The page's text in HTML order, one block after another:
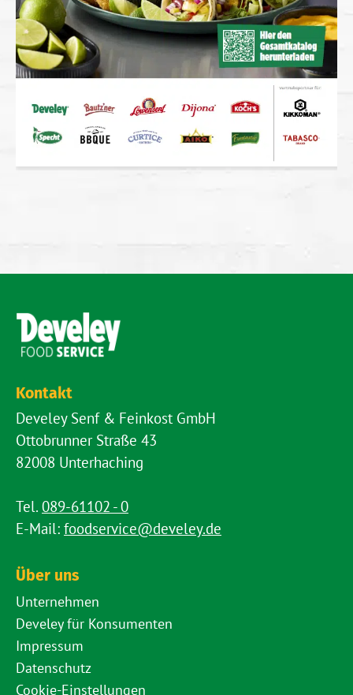
Kontakt
Develey Senf & Feinkost GmbH
Ottobrunner Straße 43
82008 Unterhaching
Tel. 089-61102 - 0
E-Mail: foodservice@develey.de
Über uns
Unternehmen
Develey für Konsumenten
Impressum
Datenschutz
Cookie-Einstellungen